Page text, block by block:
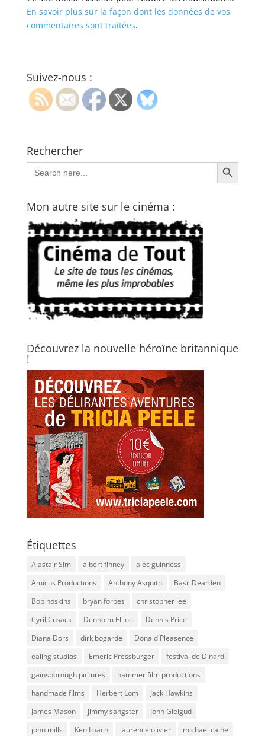
En savoir plus sur la façon dont les données de vos
commentaires sont traitées.
Suivez-nous :
Rechercher
Search
for:
Search Button
Mon autre site sur le cinéma :
Découvrez la nouvelle héroïne britannique
!
Étiquettes
Alastair Sim albert finney
alec guinness
Amicus Productions
Anthony Asquith
Basil Dearden
Bob hoskins
bryan forbes
christopher lee
Cyril Cusack
Denholm Elliott
Dennis Price
Diana Dors
dirk bogarde
Donald Pleasence
ealing studios
Emeric Pressburger
festival de Dinard
gainsborough pictures
hammer film productions
handmade films
Herbert Lom
Jack Hawkins
James Mason
jimmy sangster
John Gielgud
john mills
Ken Loach laurence olivier
michael caine